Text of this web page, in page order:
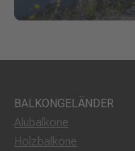
BALKONGELÄNDER
Alubalkone
Holzbalkone